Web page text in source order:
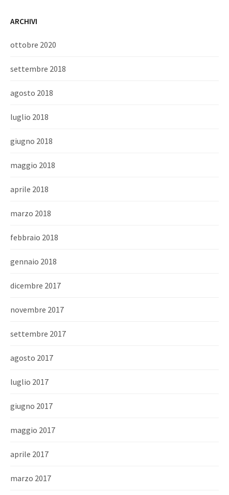
ARCHIVI
ottobre 2020
settembre 2018
agosto 2018
luglio 2018
giugno 2018
maggio 2018
aprile 2018
marzo 2018
febbraio 2018
gennaio 2018
dicembre 2017
novembre 2017
settembre 2017
agosto 2017
luglio 2017
giugno 2017
maggio 2017
aprile 2017
marzo 2017